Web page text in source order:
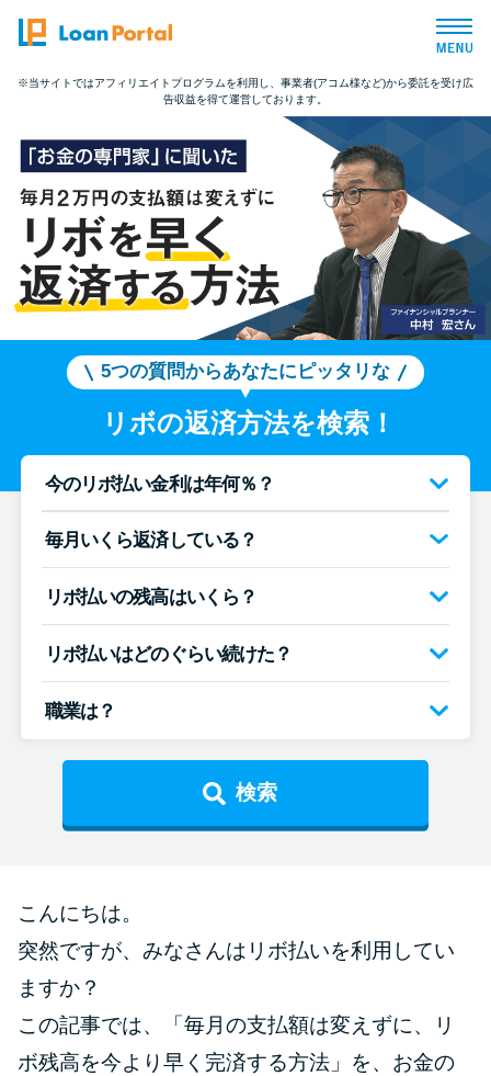
トップページ
おすすめコンテンツ
総合人気ランキング
とにかくすぐ借りたい方向け
バレずに借りたい方向け
審査が不安な方向け
カードローンQ&A
最速！最短40分で借りられるカ
特集ページ一覧
※当サイトではアフィリエイトプログラムを利用し、事業者(アコム様など)から委託を受け広
告収益を得て運営しております。
5つの質問からあなたにピッタリな
リボの返済方法を検索！
今のリボ払い金利は年何％？
毎月いくら返済している？
リボ払いの残高はいくら？
リボ払いはどのぐらい続けた？
職業は？
検索
こんにちは。
突然ですが、みなさんはリボ払いを利用してい
ますか？
この記事では、「毎月の支払額は変えずに、リ
ボ残高を今より早く完済する方法」を、お金の